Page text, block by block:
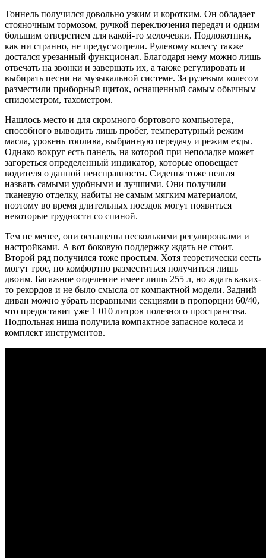
Тоннель получился довольно узким и коротким. Он обладает
стояночным тормозом, ручкой переключения передач и одним
большим отверстием для какой-то мелочевки. Подлокотник,
как ни странно, не предусмотрели. Рулевому колесу также
достался урезанный функционал. Благодаря нему можно лишь
отвечать на звонки и завершать их, а также регулировать и
выбирать песни на музыкальной системе. За рулевым колесом
разместили приборный щиток, оснащенный самым обычным
спидометром, тахометром.
Нашлось место и для скромного бортового компьютера,
способного выводить лишь пробег, температурный режим
масла, уровень топлива, выбранную передачу и режим езды.
Однако вокруг есть панель, на которой при неполадке может
загореться определенный индикатор, которые оповещает
водителя о данной неисправности. Сиденья тоже нельзя
назвать самыми удобными и лучшими. Они получили
тканевую отделку, набиты не самым мягким материалом,
поэтому во время длительных поездок могут появиться
некоторые трудности со спиной.
Тем не менее, они оснащены несколькими регулировками и
настройками. А вот боковую поддержку ждать не стоит.
Второй ряд получился тоже простым. Хотя теоретически сесть
могут трое, но комфортно разместиться получиться лишь
двоим. Багажное отделение имеет лишь 255 л, но ждать каких-
то рекордов и не было смысла от компактной модели. Задний
диван можно убрать неравными секциями в пропорции 60/40,
что предоставит уже 1 010 литров полезного пространства.
Подпольная ниша получила компактное запасное колеса и
комплект инструментов.